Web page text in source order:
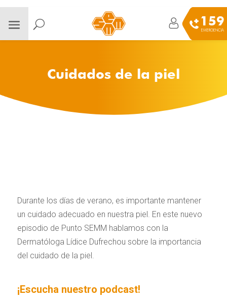
159
EMERGENCIA
Cuidados de la piel
Durante los días de verano, es importante mantener
un cuidado adecuado en nuestra piel. En este nuevo
episodio de Punto SEMM hablamos con la
Dermatóloga Lídice Dufrechou sobre la importancia
del cuidado de la piel.
¡Escucha nuestro podcast!